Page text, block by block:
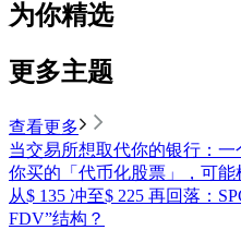
为你精选
更多主题
查看更多
当交易所想取代你的银行：
你买的「代币化股票」，可能
从$ 135 冲至$ 225 再回落：
FDV”结构？